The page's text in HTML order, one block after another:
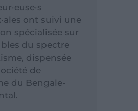
ont suivi une
spécialisée sur
du spectre
dispensée
de
du Bengale-